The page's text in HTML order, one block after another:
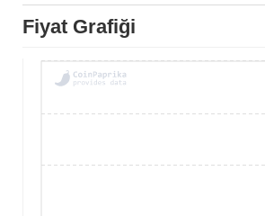
Fiyat Grafiği